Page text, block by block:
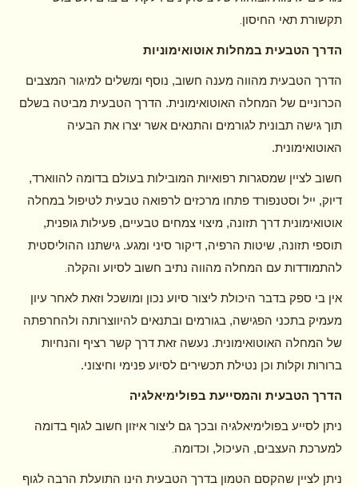
תקשורת תאי החיסון.
הדרך הטבעית במחלות אוטואימוניות
הדרך הטבעית מהווה מענה חשוב, נוסף ומשלים למיגור המצבים
הכרוניים של המחלה האוטואימונית. הדרך הטבעית מביטה בשלם
תוך גישה תבונית לגורמים והתנאים אשר יצרו את הבעיה
האוטואימונית.
חשוב לציין שמסגרות רפואיות המובילות בעולם בדומה להווארד,
דיוק, ייל וסטנפורד פתחו מרכזים לרפואה טבעית לטיפול במחלה
אוטואימונית דרך תזונה, מיצוי צמחים טבעיים, פעילות גופנית,
תוספי תזונה, שיטות הרפיה, דיקור סיני ומגע. גישתנו ההוליסטית
להתמודדות עם המחלה מהווה נתיב חשוב לסיוע והקלה.
אין בי ספק בדבר היכולת ליצור סיוע נכון ומושכל וזאת לאחר עיון
מעמיק בתכני הפגישה, בגורמים ובתנאים להיווצרותה ולהחרפתה
של המחלה האוטואימונית. נעשה זאת דרך קשר רציף והנחיות
ברורות וקלות וכן נטילת תכשירים לסיוע פנימי וחיצוני.
הדרך הטבעית והמסייעת בפולימיאלגיה
ניתן לסייע בפולימיאלגיה ובכך גם ליצור איזון חשוב לגוף בדומה
למערכת העצבים, העיכול, וכדומה.
ניתן לציין שהקסם הטמון בדרך הטבעית הינו התועלת הרבה לגוף